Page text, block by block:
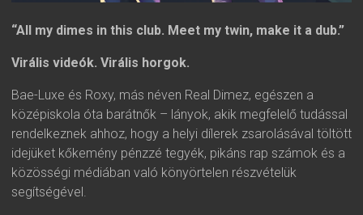
“All my dimes in this club. Meet my twin, make it a dub.”
Virális videók. Virális horgok.
Bae-Luxe és Roxy, más néven Real Dimez, egészen a
középiskola óta barátnők – lányok, akik megfelelő tudással
rendelkeznek ahhoz, hogy a helyi dílerek zsarolásával töltött
idejüket kőkemény pénzzé tegyék, pikáns rap számok és a
közösségi médiában való könyörtelen részvételük
segítségével.